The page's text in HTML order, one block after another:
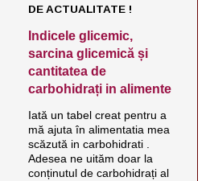
DE ACTUALITATE !
Indicele glicemic,
sarcina glicemică și
cantitatea de
carbohidrați in alimente
Iată un tabel creat pentru a
mă ajuta în alimentatia mea
scăzută in carbohidrati .
Adesea ne uităm doar la
conținutul de carbohidrați al